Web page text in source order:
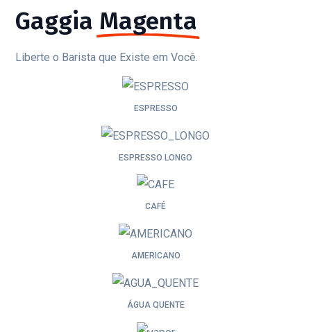
Gaggia Magenta
Liberte o Barista que Existe em Você.
ESPRESSO
ESPRESSO LONGO
CAFÉ
AMERICANO
ÁGUA QUENTE